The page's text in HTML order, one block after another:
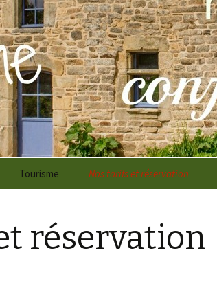
val
dans le Morbihan
Tourisme
Activités
Nos tarifs et réservation
Tarifs gite
réservation